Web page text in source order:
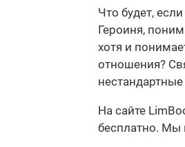
Что будет,
Героиня,
хотя и
отношения?
На сайте
бесплатно. Мы